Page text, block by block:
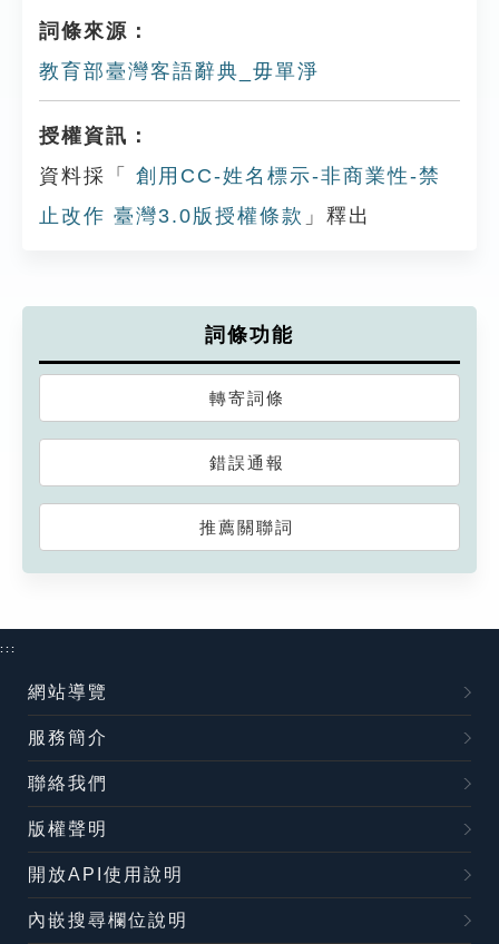
詞條來源：
教育部臺灣客語辭典_毋單淨
授權資訊：
資料採「
創用CC-姓名標示-非商業性-禁
止改作 臺灣3.0版授權條款 」釋出
詞條功能
轉寄詞條
錯誤通報
推薦關聯詞
:::
網站導覽
服務簡介
聯絡我們
版權聲明
開放API使用說明
內嵌搜尋欄位說明